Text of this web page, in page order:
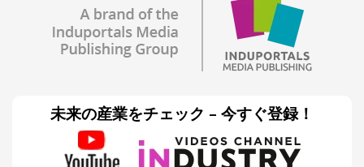
未来の産業をチェック – 今すぐ登録！